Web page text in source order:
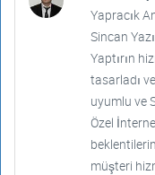
Yapracık
Sincan
Yaptırın
tasarladı
uyumlu ve
Özel
müşteri